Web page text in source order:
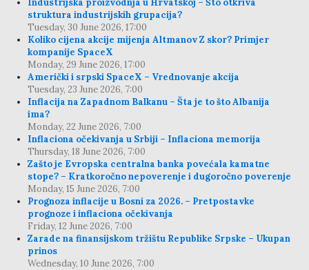
struktura industrijskih grupacija?
Tuesday, 30 June 2026, 17:00
Koliko cijena akcije mijenja Altmanov Z skor? Primjer
kompanije SpaceX
Monday, 29 June 2026, 17:00
Američki i srpski SpaceX – Vrednovanje akcija
Tuesday, 23 June 2026, 7:00
Inflacija na Zapadnom Balkanu – Šta je to što Albanija
ima?
Monday, 22 June 2026, 7:00
Inflaciona očekivanja u Srbiji – Inflaciona memorija
Thursday, 18 June 2026, 7:00
Zašto je Evropska centralna banka povećala kamatne
stope? – Kratkoročno nepoverenje i dugoročno poverenje
Monday, 15 June 2026, 7:00
Prognoza inflacije u Bosni za 2026. – Pretpostavke
prognoze i inflaciona očekivanja
Friday, 12 June 2026, 7:00
Zarade na finansijskom tržištu Republike Srpske – Ukupan
prinos
Wednesday, 10 June 2026, 7:00